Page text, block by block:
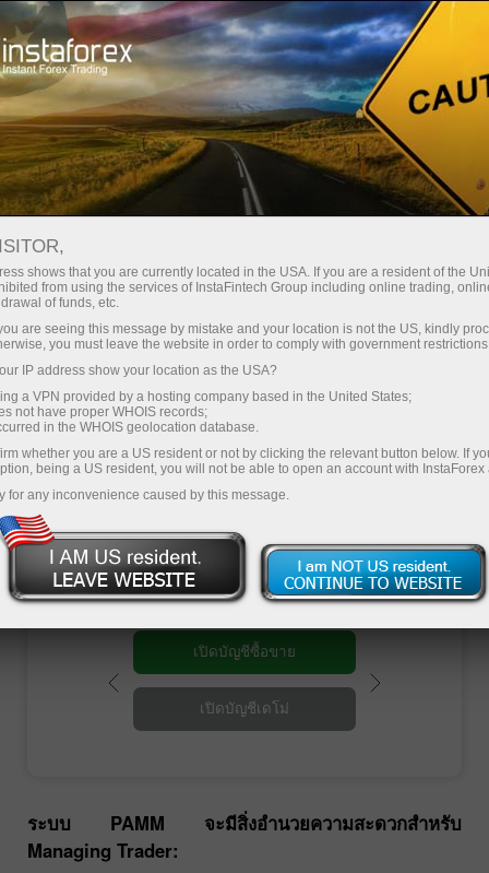
สำหรับนักลงทุน ระบบ PAMM เทรดเดอร์ PAMM
ระบบ PAMM สำหรับการ
บริหารของลูกค้า
ระบบบัญชี PAMM ของบริษัท InstaForex - วิธีที่ดี
ที่สุดในการดึงดูดเงินลงทุนในระบบการซื้อขาย
ของคุณ. หากคุณไม่ต้องการที่จะดึงดูดเงินทุนของ
นักลงทุนในบัญชีการค้าของคุณ, ระบบ PAMM
กับ InstaForex จะทำให้ความต้องการของคุณ
ที่สุดของการเป็นนักลงทุนที่รวดเร็วและสะดวก.
ภายหลังจากการลงทะเบียนในระบบ PAMM
กรรมการตรวจสอบและนักลงทุนจะพบคุณเอง.
เปิดบัญชีซื้อขาย
เปิดบัญชีเดโม่
ระบบ PAMM จะมีสิ่งอำนวยความสะดวกสำหรับ
Managing Trader:
shows that you are currently located in the USA. If you are a resident of the
from using the services of InstaFintech Group including online trading,
of funds, etc.
are seeing this message by mistake and your location is not the US, kindly
you must leave the website in order to comply with government
IP address show your location as the USA?
a VPN provided by a hosting company based in the United States;
not have proper WHOIS records;
in the WHOIS geolocation database.
whether you are a US resident or not by clicking the relevant button below. If
being a US resident, you will not be able to open an account with InstaForex
for any inconvenience caused by this message.